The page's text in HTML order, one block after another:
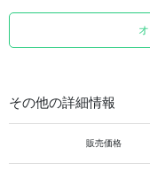
その他の詳細情報
販売価格